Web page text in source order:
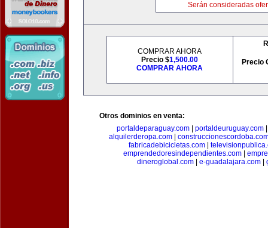
Serán consideradas
COMPRAR AHORA
Precio $1,500.00
COMPRAR AHORA
Precio
Otros dominios en venta:
portaldeparaguay.com| portaldeuruguay.com
alquilerderopa.com|
fabricadebicicletas.com
emprendedoresindependientes.com|
dineroglobal.com
e-guadalajara.com